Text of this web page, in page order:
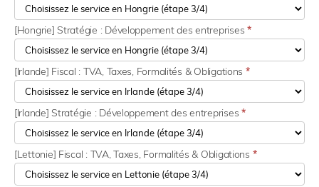
[Hongrie] Stratégie : Développement des entreprises *
[Irlande] Fiscal : TVA, Taxes, Formalités & Obligations *
[Irlande] Stratégie : Développement des entreprises *
[Lettonie] Fiscal : TVA, Taxes, Formalités & Obligations *